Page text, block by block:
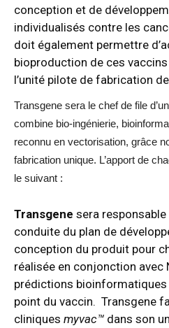
conception et de
individualisés contre les
doit également permettre
bioproduction de ces
l’unité pilote de fabrication
Transgene sera le chef de file
combine bio-ingénierie,
reconnu en vectorisation, grâce
fabrication unique. L’apport de
le suivant :
Transgene sera
conduite du plan de
conception du produit pour
réalisée en conjonction avec
prédictions bioinformatiques
point du vaccin. Transgene
cliniques myvac™ dans son